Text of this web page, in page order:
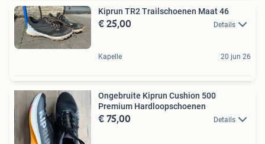
Kiprun TR2 Trailschoenen Maat 46
€ 25,00 Details
Kapelle 20 jun 26
Ongebruite Kiprun Cushion 500
Premium Hardloopschoenen
€ 75,00 Details